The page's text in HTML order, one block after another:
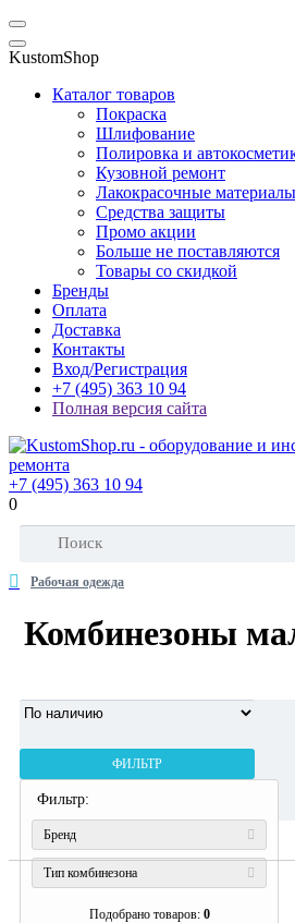
KustomShop
Каталог товаров
Покраска
Шлифование
Полировка и
Кузовной ремонт
Лакокрасочные материалы
Средства защиты
Промо акции
Больше не поставляются
Товары со скидкой
Бренды
Оплата
Доставка
Контакты
Вход/Регистрация
+7 (495) 363 10 94
Полная версия сайта
+7 (495) 363 10 94
0
Рабочая одежда
Комбинезоны
ФИЛЬТР
Фильтр:
Бренд
Тип комбинезона
Подобрано товаров: 0